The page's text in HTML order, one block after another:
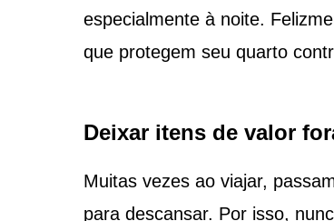
especialmente à noite.
que protegem seu quarto
Deixar itens de valor
Muitas vezes ao viajar,
para descansar. Por isso,